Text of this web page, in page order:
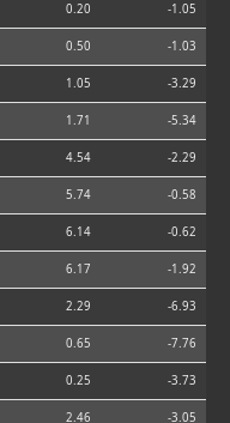
0.20 -1.05
0.50 -1.03
1.05 -3.29
1.71 -5.34
4.54 -2.29
5.74 -0.58
6.14 -0.62
6.17 -1.92
2.29 -6.93
0.65 -7.76
0.25 -3.73
2.46 -3.05